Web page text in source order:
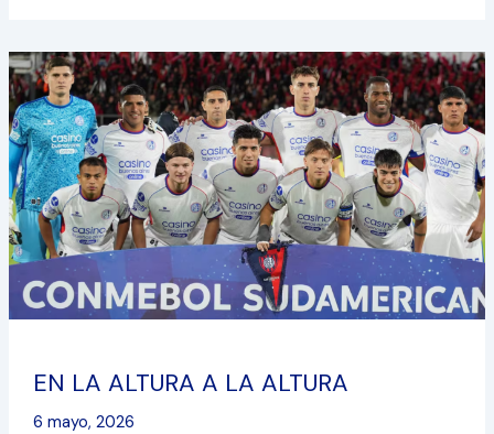
EN LA ALTURA A LA ALTURA
6 mayo, 2026
EN
LA
ALTURA
A
LA
ALTURA